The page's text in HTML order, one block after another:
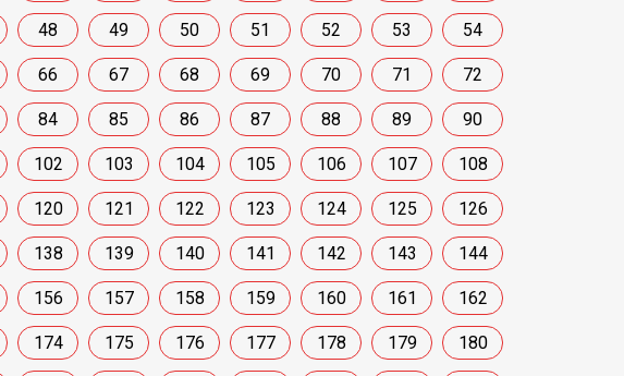
48 49 50 51 52 53 54
66 67 68 69 70 71 72
84 85 86 87 88 89 90
102 103 104 105 106 107 108
120 121 122 123 124 125 126
138 139 140 141 142 143 144
156 157 158 159 160 161 162
174 175 176 177 178 179 180